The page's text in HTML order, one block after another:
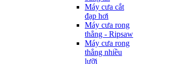
Máy cưa cắt
đạp hơi
Máy cưa rong
thẳng - Ripsaw
Máy cưa rong
thẳng nhiều
lưỡi